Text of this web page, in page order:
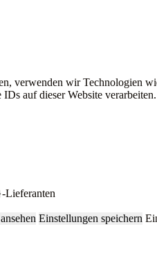
verwenden wir Technologien
auf dieser Website
Lieferanten
Einstellungen speichern